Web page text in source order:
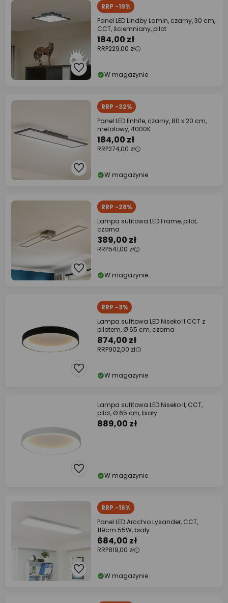
RRP -19%
Panel LED Lindby Lamin, czarny, 30 cm,
CCT, ściemniany, pilot
184,00 zł
RRP229,00 zł
W magazynie
RRP -32%
Panel LED Enhife, czarny, 80 x 20 cm,
metalowy, 4000K
184,00 zł
RRP274,00 zł
W magazynie
RRP -28%
Lampa sufitowa LED Frame, pilot,
czarna
389,00 zł
RRP541,00 zł
W magazynie
RRP -3%
Lampa sufitowa LED Niseko II CCT z
pilotem, Ø 65 cm, czarna
874,00 zł
RRP902,00 zł
W magazynie
Lampa sufitowa LED Niseko II, CCT,
pilot, Ø 65 cm, biały
889,00 zł
W magazynie
RRP -16%
Panel LED Arcchio Lysander, CCT,
119cm 55W, biały
684,00 zł
RRP819,00 zł
W magazynie